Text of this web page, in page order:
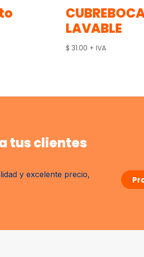
LAVABLE
$ 31.00 + IVA
tus clientes
y excelente precio,